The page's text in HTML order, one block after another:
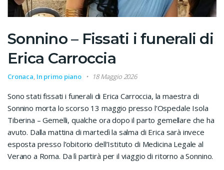
Sonnino – Fissati i funerali di
Erica Carroccia
Cronaca In primo piano 18 Maggio 2026
Sono stati fissati i funerali di Erica Carroccia, la maestra di
Sonnino morta lo scorso 13 maggio presso l’Ospedale Isola
Tiberina – Gemelli, qualche ora dopo il parto gemellare che ha
avuto. Dalla mattina di martedì la salma di Erica sarà invece
esposta presso l’obitorio dell’Istituto di Medicina Legale al
Verano a Roma. Da lì partirà per il viaggio di ritorno a Sonnino.